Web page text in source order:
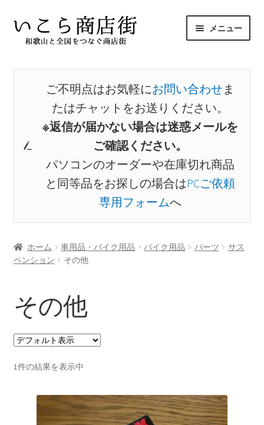
ナ
コ
メニュー
ブ
メ
ー
展
商品から探す
出店者から探す
サ
ブ
ニ
ュ
ー
展
お気に入り
マイアカウント
ご不明点はお気軽にお問い合わせま
たはチャットをお送りください。
※返信が届かない場合は迷惑メールを
ご確認ください。
パソコンのオーダーや在庫切れ商品
と同等品をお探しの場合はPCご依頼
専用フォームへ
ホーム 車用品・バイク用品 バイク用品 パーツ
サス
ペンション
その他
その他
1件の結果を表示中